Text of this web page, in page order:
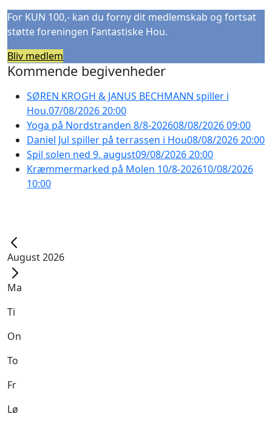
For KUN 100,- kan du forny dit medlemskab og fortsat
støtte foreningen Fantastiske Hou.
Bliv medlem
Kommende begivenheder
SØREN KROGH & JANUS BECHMANN spiller i
Hou.07/08/2026 20:00
Yoga på Nordstranden 8/8-202608/08/2026 09:00
Daniel Jul spiller på terrassen i Hou08/08/2026 20:00
Spil solen ned 9. august09/08/2026 20:00
Kræmmermarked på Molen 10/8-202610/08/2026
10:00
August 2026
Ma
Ti
On
To
Fr
Lø